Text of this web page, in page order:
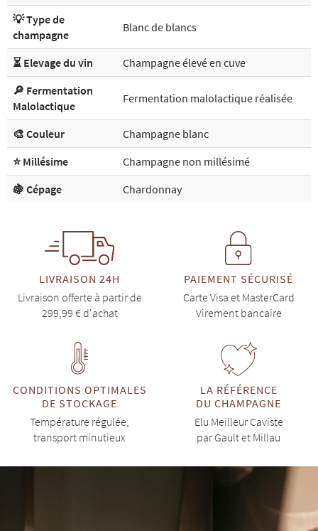
💡 Type de
champagne
Blanc de blancs
⏳ Elevage du vin
Champagne élevé en cuve
🔎 Fermentation
Malolactique
Fermentation malolactique réalisée
🎨 Couleur
Champagne blanc
⭐ Millésime
Champagne non millésimé
🍇 Cépage
Chardonnay
LIVRAISON 24H
Livraison offerte à partir de
299,99 € d'achat
PAIEMENT SÉCURISÉ
Carte Visa et MasterCard
Virement bancaire
CONDITIONS OPTIMALES
DE STOCKAGE
Température régulée,
transport minutieux
LA RÉFÉRENCE
DU CHAMPAGNE
Elu Meilleur Caviste
par Gault et Millau